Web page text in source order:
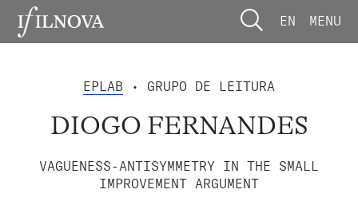
EN MENU
EPLAB • GRUPO DE LEITURA
DIOGO FERNANDES
VAGUENESS-ANTISYMMETRY IN THE SMALL
IMPROVEMENT ARGUMENT